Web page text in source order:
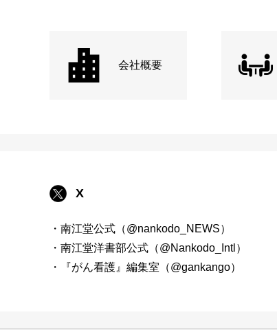
会社概要
X
・南江堂公式（@nankodo_NEWS）
・南江堂洋書部公式（@Nankodo_Intl）
・『がん看護』編集室（@gankango）